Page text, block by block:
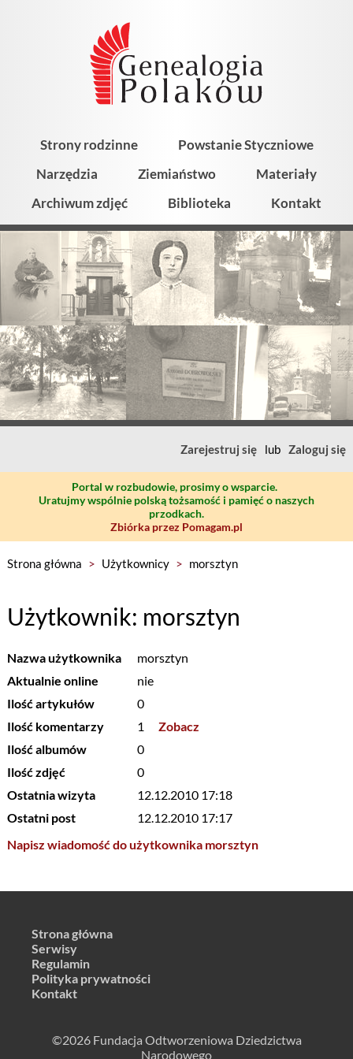
Strony rodzinne
Powstanie Styczniowe
Narzędzia
Ziemiaństwo
Materiały
Archiwum zdjęć
Biblioteka Kontakt
Zarejestruj się lub Zaloguj się
Portal w rozbudowie, prosimy o wsparcie.
Uratujmy wspólnie polską tożsamość i pamięć o naszych
przodkach.
Zbiórka przez Pomagam.pl
Strona główna > Użytkownicy > morsztyn
Użytkownik: morsztyn
Nazwa użytkownika
morsztyn
Aktualnie online
nie
Ilość artykułów
0
Ilość komentarzy
1
Zobacz
Ilość albumów
0
Ilość zdjęć
0
Ostatnia wizyta
12.12.2010 17:18
Ostatni post
12.12.2010 17:17
Napisz wiadomość do użytkownika morsztyn
Strona główna
Serwisy
Regulamin
Polityka prywatności
Kontakt
©2026 Fundacja Odtworzeniowa Dziedzictwa
Narodowego